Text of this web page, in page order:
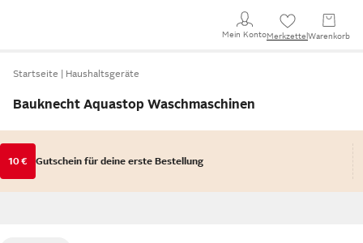
Mein KontoMerkzettel Warenkorb
Startseite Haushaltsgeräte
Bauknecht Aquastop Waschmaschinen
10 € Gutschein für deine erste Bestellung